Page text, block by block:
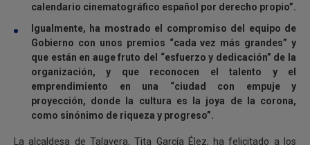
calendario cinematográfico español por derecho propio”.
Igualmente, ha mostrado el compromiso del equipo de
Gobierno con unos premios “cada vez más grandes” y
que están en auge fruto del “esfuerzo y dedicación” de la
organización, y que reconocen el talento y el
emprendimiento en una “ciudad con empuje y
proyección, donde la cultura es la joya de la corona,
como sinónimo de riqueza y progreso”.
La alcaldesa de Talavera, Tita García Élez, ha felicitado a los